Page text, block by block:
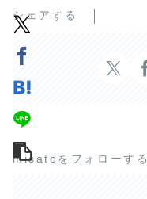
シェアする
misatoをフォローする